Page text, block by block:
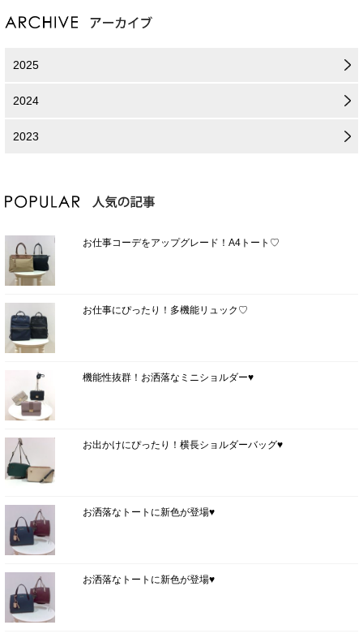
2025
2024
2023
お仕事コーデをアップグレード！A4トート♡
お仕事にぴったり！多機能リュック♡
機能性抜群！お洒落なミニショルダー♥
お出かけにぴったり！横長ショルダーバッグ♥
お洒落なトートに新色が登場♥
お洒落なトートに新色が登場♥